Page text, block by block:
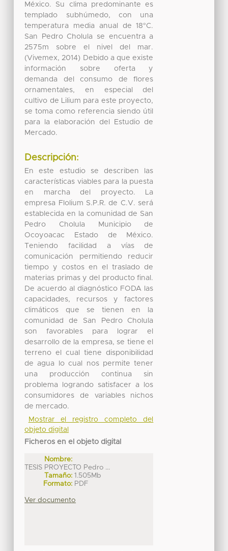
México. Su clima predominante es
templado subhúmedo, con una
temperatura media anual de 18°C.
San Pedro Cholula se encuentra a
2575m sobre el nivel del mar.
(Vivemex, 2014) Debido a que existe
información sobre oferta y
demanda del consumo de flores
ornamentales, en especial del
cultivo de Lilium para este proyecto,
se toma como referencia siendo útil
para la elaboración del Estudio de
Mercado.
Descripción:
En este estudio se describen las
características viables para la puesta
en marcha del proyecto. La
empresa Flolium S.P.R. de C.V. será
establecida en la comunidad de San
Pedro Cholula Municipio de
Ocoyoacac Estado de México.
Teniendo facilidad a vías de
comunicación permitiendo reducir
tiempo y costos en el traslado de
materias primas y del producto final.
De acuerdo al diagnóstico FODA las
capacidades, recursos y factores
climáticos que se tienen en la
comunidad de San Pedro Cholula
son favorables para lograr el
desarrollo de la empresa, se tiene el
terreno el cual tiene disponibilidad
de agua lo cual nos permite tener
una producción continua sin
problema logrando satisfacer a los
consumidores de variables nichos
de mercado.
Mostrar el registro completo del
objeto digital
Ficheros en el objeto digital
Nombre:
TESIS PROYECTO Pedro ...
Tamaño: 1.505Mb
Formato: PDF
Ver documento